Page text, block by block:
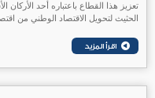
تعزيز هذا القطاع باعتباره أحد
الحثيث لتحویل الاقتصاد الوطني من